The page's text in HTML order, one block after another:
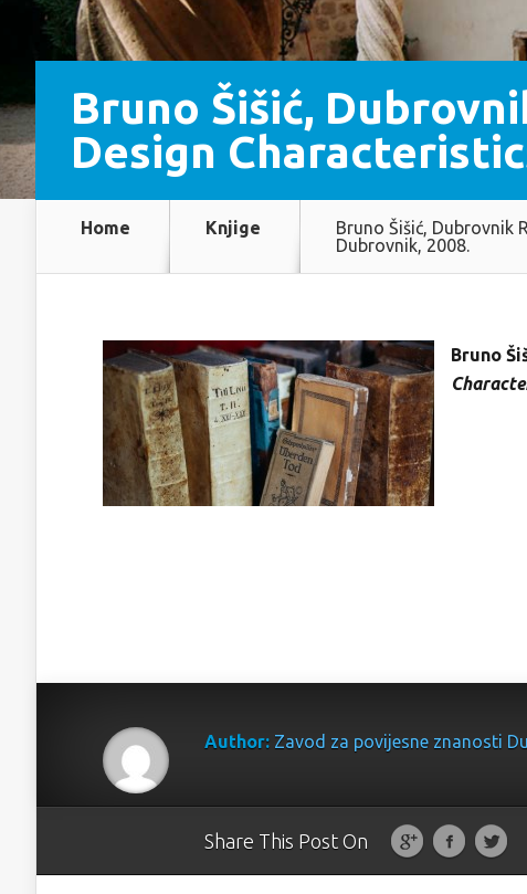
Bruno Šišić,
Design
Home Knjige
Bruno Šišić, Dubrovnik
Dubrovnik, 2008.
Bruno
Author: Zavod za povijesne znanosti
Share This Post On